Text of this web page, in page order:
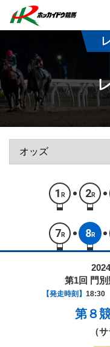
1 R 2R
7 R 8R
第1回 門
【発走時刻】
第８
（